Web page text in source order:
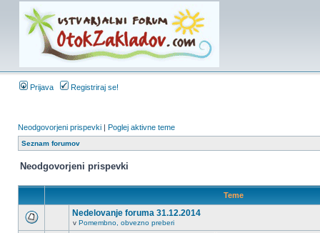
Prijava Registriraj se!
Neodgovorjeni prispevki | Poglej aktivne teme
Seznam forumov
Neodgovorjeni prispevki
Teme
Nedelovanje foruma 31.12.2014
v Pomembno, obvezno preberi